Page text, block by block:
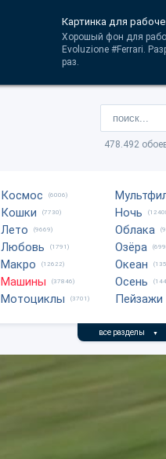
Картинка для
Хорошый фон для
Evoluzione #Ferrari.
раз.
478.492
Космос (6006)
Кошки (7730)
Лето (9669)
Любовь (1791)
Макро (12622)
Машины (37846)
Мотоциклы (3701)
Ночь
Облака
Озёра
Океан
Осень
Пейзажи
все разделы ▼